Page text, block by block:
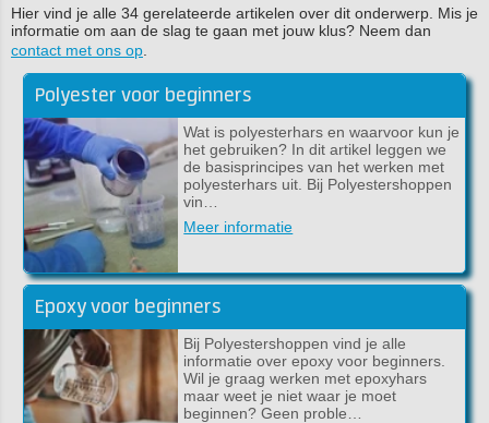
Hier vind je alle 34 gerelateerde artikelen over dit onderwerp. Mis je
informatie om aan de slag te gaan met jouw klus? Neem dan
contact met ons op.
Polyester voor beginners
Wat is polyesterhars en waarvoor kun je
het gebruiken? In dit artikel leggen we
de basisprincipes van het werken met
polyesterhars uit. Bij Polyestershoppen
vin…
Meer informatie
Epoxy voor beginners
Bij Polyestershoppen vind je alle
informatie over epoxy voor beginners.
Wil je graag werken met epoxyhars
maar weet je niet waar je moet
beginnen? Geen proble…